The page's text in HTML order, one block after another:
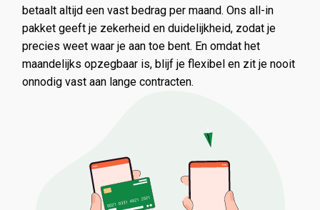
betaalt altijd een vast bedrag per maand. Ons all-in
pakket geeft je zekerheid en duidelijkheid, zodat je
precies weet waar je aan toe bent. En omdat het
maandelijks opzegbaar is, blijf je flexibel en zit je nooit
onnodig vast aan lange contracten.